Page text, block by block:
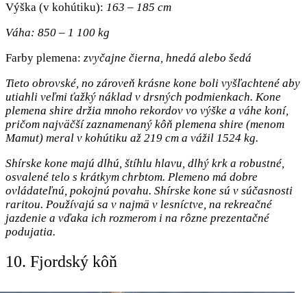
Výška (v kohútiku): 163 – 185 cm
Váha: 850 – 1 100 kg
Farby plemena: zvyčajne čierna, hnedá alebo šedá
Tieto obrovské, no zároveň krásne kone boli vyšľachtené aby
utiahli veľmi ťažký náklad v drsných podmienkach. Kone
plemena shire držia mnoho rekordov vo výške a váhe koní,
pričom najväčší zaznamenaný kôň plemena shire (menom
Mamut) meral v kohútiku až 219 cm a vážil 1524 kg.
Shírske kone majú dlhú, štíhlu hlavu, dlhý krk a robustné,
osvalené telo s krátkym chrbtom. Plemeno má dobre
ovládateľnú, pokojnú povahu. Shírske kone sú v súčasnosti
raritou. Používajú sa v najmä v lesníctve, na rekreačné
jazdenie a vďaka ich rozmerom i na rôzne prezentačné
podujatia.
10. Fjordský kôň